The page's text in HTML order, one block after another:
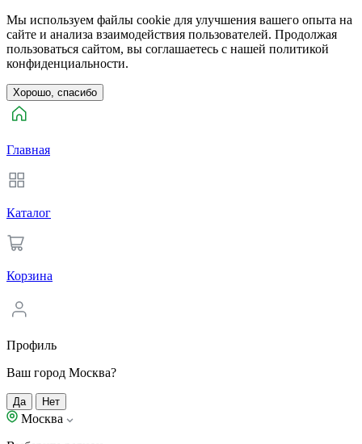
Мы используем файлы cookie для улучшения вашего опыта на
сайте и анализа взаимодействия пользователей. Продолжая
пользоваться сайтом, вы соглашаетесь с нашей политикой
конфиденциальности.
Хорошо, спасибо
Главная
Каталог
Корзина
Профиль
Ваш город Москва?
Да Нет
Москва